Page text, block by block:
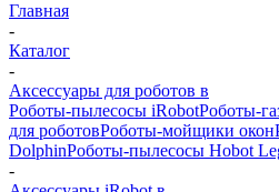
Главная
-
Каталог
-
Аксессуары для роботов в
Роботы-пылесосы iRobotРоботы-
для роботовРоботы-мойщики окон
DolphinРоботы-пылесосы Hobot
-